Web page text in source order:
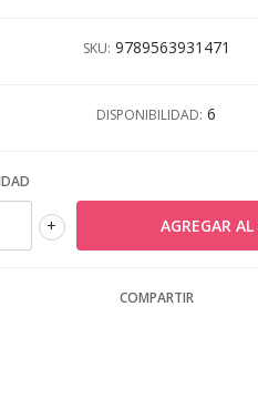
SKU: 9789563931471
DISPONIBILIDAD: 6
+
COMPARTIR